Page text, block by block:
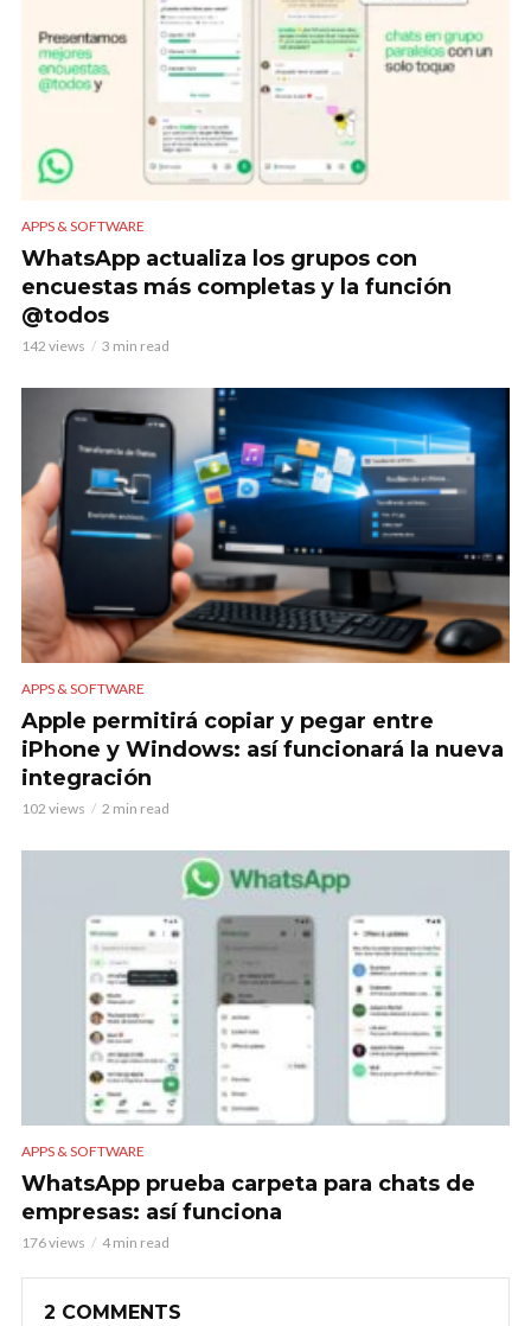
APPS & SOFTWARE
WhatsApp actualiza los grupos con
encuestas más completas y la función
@todos
142 views 3 min read
APPS & SOFTWARE
Apple permitirá copiar y pegar entre
iPhone y Windows: así funcionará la nueva
integración
102 views 2 min read
APPS & SOFTWARE
WhatsApp prueba carpeta para chats de
empresas: así funciona
176 views 4 min read
2 COMMENTS